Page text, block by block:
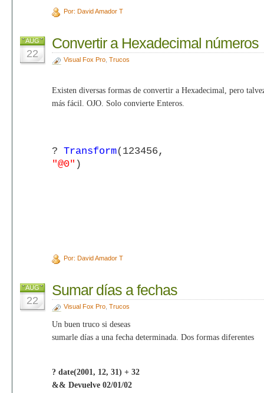
Por: David Amador T
AUG
22
Convertir a Hexadecimal números
Visual Fox Pro, Trucos
Existen diversas formas de convertir a Hexadecimal, pero
más fácil. OJO. Solo convierte Enteros.
? Transform(123456,
"@0" )
Por: David Amador T
AUG
22
Sumar días a fechas
Visual Fox Pro, Trucos
Un buen truco si deseas
sumarle días a una fecha determinada. Dos formas diferentes
? date(2001, 12, 31) + 32
&& Devuelve 02/01/02